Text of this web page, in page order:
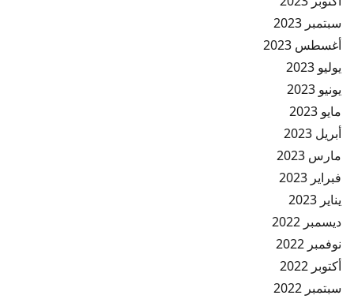
سبتمبر 2023
أغسطس 2023
يوليو 2023
يونيو 2023
مايو 2023
أبريل 2023
مارس 2023
فبراير 2023
يناير 2023
ديسمبر 2022
نوفمبر 2022
أكتوبر 2022
سبتمبر 2022